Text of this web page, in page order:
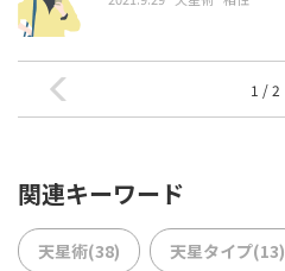
1 / 2
関連キーワード
天星術(38) 天星タイプ(13)